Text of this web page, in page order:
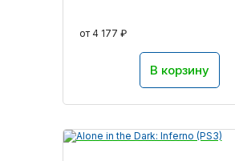
от 4 177 ₽
В корзину